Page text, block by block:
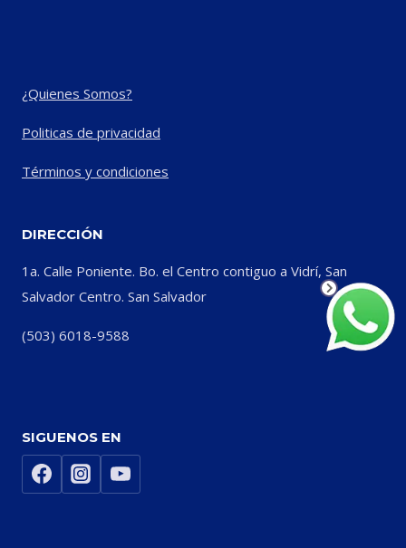
¿Quienes Somos?
Politicas de privacidad
Términos y condiciones
DIRECCIÓN
1a. Calle Poniente. Bo. el Centro contiguo a Vidrí, San
Salvador Centro. San Salvador
(503) 6018-9588
SIGUENOS EN